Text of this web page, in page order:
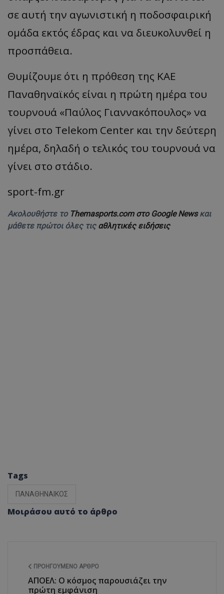
σε αυτή την αγωνιστική η ποδοσφαιρική
ομάδα εκτός έδρας και να διευκολυνθεί η
προσπάθεια.
Θυμίζουμε ότι η πρόθεση της ΚΑΕ
Παναθηναϊκός είναι η πρώτη ημέρα του
τουρνουά «Παύλος Γιαννακόπουλος» να
γίνει στο Telekom Center και την δεύτερη
ημέρα, δηλαδή ο τελικός του τουρνουά να
γίνει στο στάδιο.
sport-fm.gr
Ακολουθήστε το Themasports.com στο Google Newsκαι
μάθετε πρώτοι όλες τις αθλητικές ειδήσεις
Tags
ΠΑΝΑΘΗΝΑΙΚΟΣ
Μοιράσου αυτό το άρθρο
ΠΡΟΗΓΟΎΜΕΝΟ ΆΡΘΡΟ
ΑΠΟΕΛ: Ο κόσμος παρουσιάζει την
πρώτη εμφάνιση